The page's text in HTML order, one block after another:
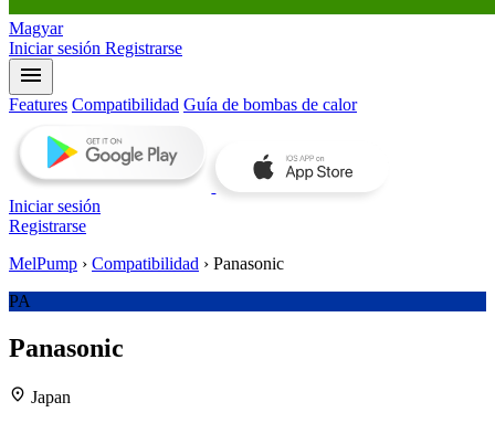
Magyar
Iniciar sesión Registrarse
menu
Features Compatibilidad Guía de bombas de calor
Iniciar sesión
Registrarse
MelPump › Compatibilidad › Panasonic
PA
Panasonic
location_on Japan